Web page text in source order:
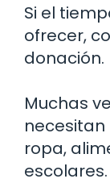
Si el
ofrecer,
donación.
Muchas
ropa,
escolares.